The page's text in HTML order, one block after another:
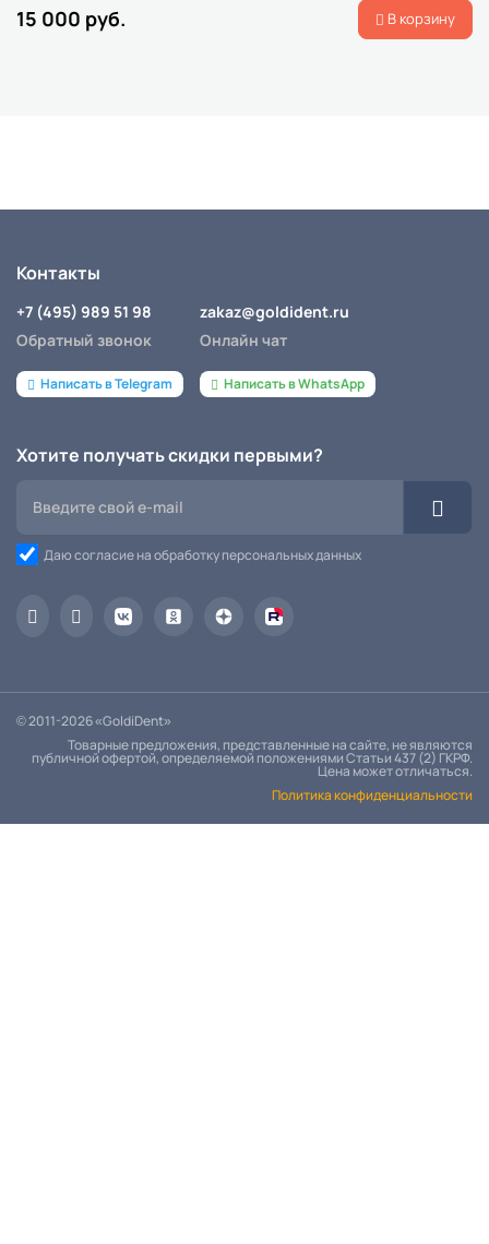
15 000 руб. В корзину
Контакты
+7 (495) 989 51 98
Обратный звонок
Написать в Telegram
zakaz@goldident.ru
Онлайн чат
Написать в WhatsApp
Хотите получать скидки первыми?
Даю согласие на обработку персональных данных
© 2011-2026 «GoldiDent»
Товарные предложения, представленные на сайте, не являются
публичной офертой, определяемой положениями Статьи 437 (2) ГКРФ.
Цена может отличаться.
Политика конфиденциальности